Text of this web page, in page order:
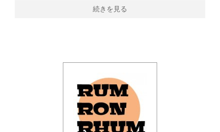
続きを見る